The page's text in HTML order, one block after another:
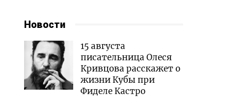
Новости
15 августа
писательница Олеся
Кривцова расскажет о
жизни Кубы при
Фиделе Кастро